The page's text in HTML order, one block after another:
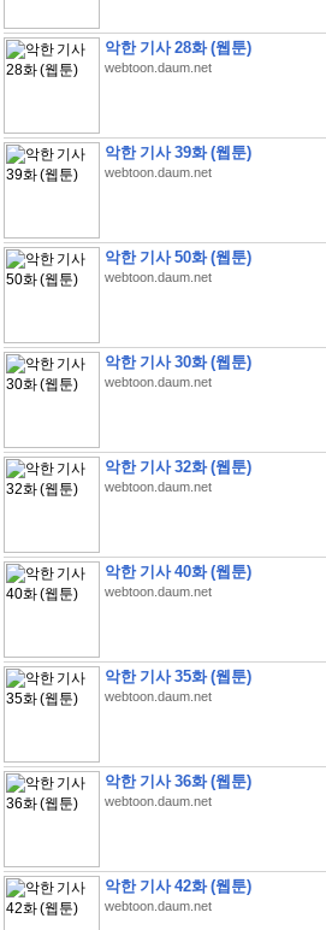
악한 기사 28화 (웹툰)
webtoon.daum.net
악한 기사 39화 (웹툰)
webtoon.daum.net
악한 기사 50화 (웹툰)
webtoon.daum.net
악한 기사 30화 (웹툰)
webtoon.daum.net
악한 기사 32화 (웹툰)
webtoon.daum.net
악한 기사 40화 (웹툰)
webtoon.daum.net
악한 기사 35화 (웹툰)
webtoon.daum.net
악한 기사 36화 (웹툰)
webtoon.daum.net
악한 기사 42화 (웹툰)
webtoon.daum.net